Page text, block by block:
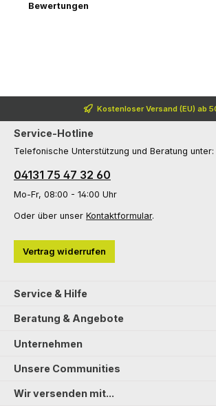
Bewertungen
Kostenloser Versand (EU) ab
Service-Hotline
Telefonische Unterstützung und Beratung unter:
04131 75 47 32 60
Mo-Fr, 08:00 - 14:00 Uhr
Oder über unser Kontaktformular.
Vertrag widerrufen
Service & Hilfe
Beratung & Angebote
Unternehmen
Unsere Communities
Wir versenden mit...